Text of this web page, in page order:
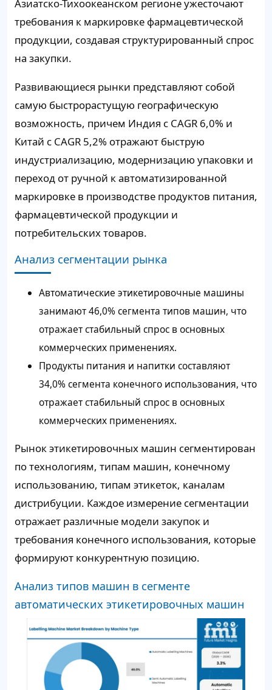
Азиатско-Тихоокеанском регионе ужесточают
требования к маркировке фармацевтической
продукции, создавая структурированный спрос
на закупки.
Развивающиеся рынки представляют собой
самую быстрорастущую географическую
возможность, причем Индия с CAGR 6,0% и
Китай с CAGR 5,2% отражают быструю
индустриализацию, модернизацию упаковки и
переход от ручной к автоматизированной
маркировке в производстве продуктов питания,
фармацевтической продукции и
потребительских товаров.
Анализ сегментации рынка
Автоматические этикетировочные машины
занимают 46,0% сегмента типов машин, что
отражает стабильный спрос в основных
коммерческих применениях.
Продукты питания и напитки составляют
34,0% сегмента конечного использования, что
отражает стабильный спрос в основных
коммерческих применениях.
Рынок этикетировочных машин сегментирован
по технологиям, типам машин, конечному
использованию, типам этикеток, каналам
дистрибуции. Каждое измерение сегментации
отражает различные модели закупок и
требования конечного использования, которые
формируют конкурентную позицию.
Анализ типов машин в сегменте
автоматических этикетировочных машин